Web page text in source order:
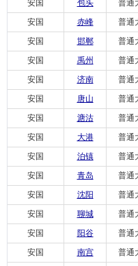
安国
包头 普通
安国
赤峰 普通
安国
邯郸 普通
安国
禹州 普通
安国
济南 普通
安国
唐山 普通
安国
溏沽 普通
安国
大港 普通
安国
泊镇 普通
安国
青岛 普通
安国
沈阳 普通
安国
聊城 普通
安国
阳谷 普通
安国
南宫 普通